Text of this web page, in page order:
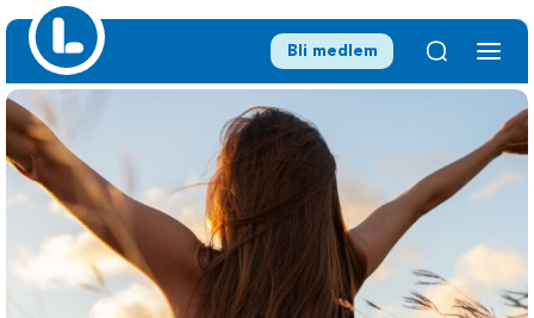
Bli medlem